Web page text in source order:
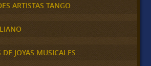
ARTISTAS TANGO
JOYAS MUSICALES